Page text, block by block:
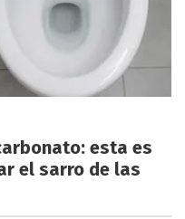
esta es
el sarro de las